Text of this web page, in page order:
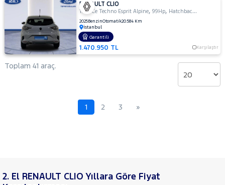
RENAULT CLIO
1.0 TCe Techno Esprit Alpine,99Hp, Hatchback 5 Kapı
2025BenzinOtomatik20.584 Km
İstanbul
1.470.950 TL Karşılaştır
Garantili
Toplam 41 araç.
1 2 3 »
2. El RENAULT CLIO Yıllara Göre Fiyat